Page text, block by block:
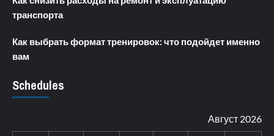
транспорта
Как выбрать формат тренировок: что подойдет именно
вам
Schedules
Август 2026